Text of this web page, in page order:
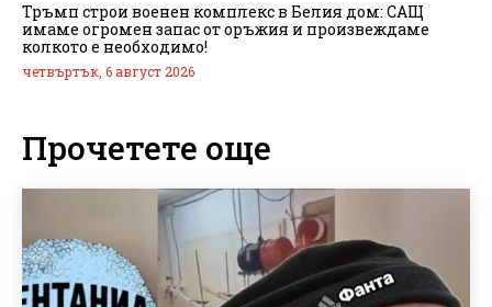
Тръмп строи военен комплекс в Белия дом: САЩ
имаме огромен запас от оръжия и произвеждаме
колкото е необходимо!
четвъртък, 6 август 2026
Прочетете още